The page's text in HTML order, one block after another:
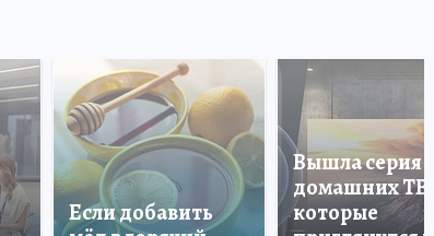
Если добавить
Вышла серия
домашних ТВ,
которые